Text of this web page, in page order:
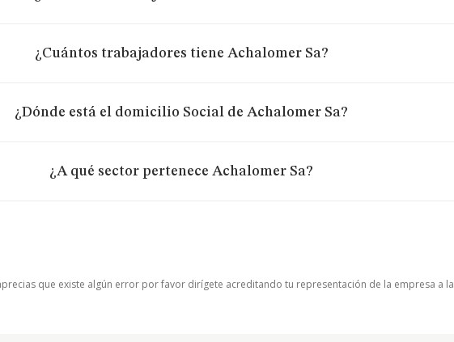
¿Cuántos trabajadores tiene Achalomer Sa?
¿Dónde está el domicilio Social de Achalomer Sa?
¿A qué sector pertenece Achalomer Sa?
que existe algún error por favor dirígete acreditando tu representación de la empresa a la